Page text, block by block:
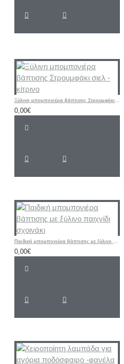
Ξύλινη μπομπονιέρα βάπτισης Στρουμφάκι σιελ - κίτρινο
0,00€
Παιδική μπομπονιέρα βάπτισης με ξύλινο παιχνίδι σχοινάκι
0,00€